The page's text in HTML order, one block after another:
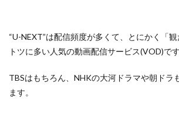
“U-NEXT”は配信頻度が多くて、とにかく「
トツに多い人気の動画配信サービス(VOD)です
TBSはもちろん、NHKの大河ドラマや朝ドラ
ます。